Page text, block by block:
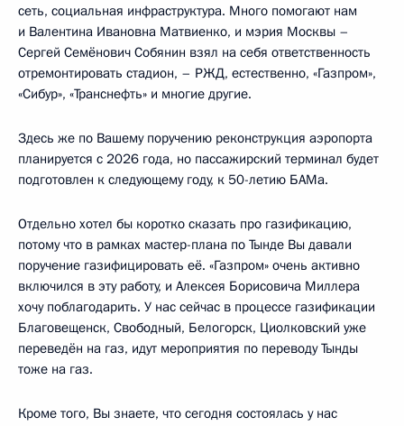
сеть, социальная инфраструктура. Много помогают нам
и Валентина Ивановна Матвиенко, и мэрия Москвы –
Сергей Семёнович Собянин взял на себя ответственность
отремонтировать стадион, – РЖД, естественно, «Газпром»,
«Сибур», «Транснефть» и многие другие.
Здесь же по Вашему поручению реконструкция аэропорта
планируется с 2026 года, но пассажирский терминал будет
подготовлен к следующему году, к 50-летию БАМа.
Отдельно хотел бы коротко сказать про газификацию,
потому что в рамках мастер-плана по Тынде Вы давали
поручение газифицировать её. «Газпром» очень активно
включился в эту работу, и Алексея Борисовича Миллера
хочу поблагодарить. У нас сейчас в процессе газификации
Благовещенск, Свободный, Белогорск, Циолковский уже
переведён на газ, идут мероприятия по переводу Тынды
тоже на газ.
Кроме того, Вы знаете, что сегодня состоялась у нас